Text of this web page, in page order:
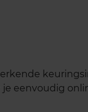
je eenvoudig